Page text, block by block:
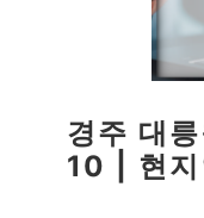
경주 대
10 | 현지